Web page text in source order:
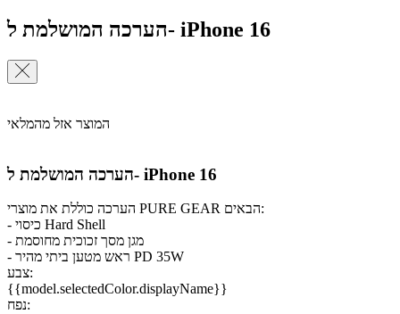
הערכה המושלמת ל- iPhone 16
המוצר אזל מהמלאי
הערכה המושלמת ל- iPhone 16
הערכה כוללת את מוצרי PURE GEAR הבאים:
- כיסוי Hard Shell
- מגן מסך זכוכית מחוסמת
- ראש מטען ביתי מהיר PD 35W
צבע:
{{model.selectedColor.displayName}}
נפח: